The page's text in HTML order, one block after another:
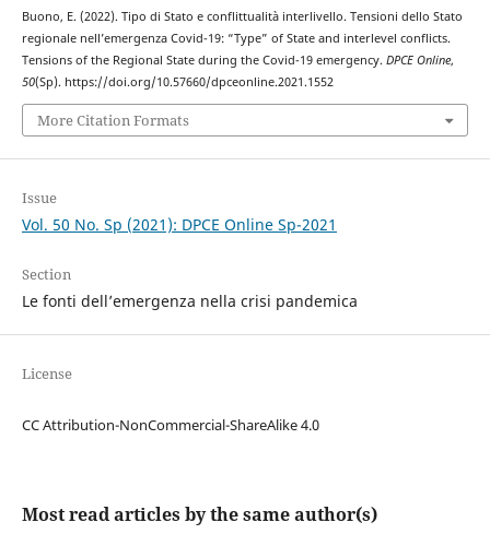
Buono, E. (2022). Tipo di Stato e conflittualità interlivello. Tensioni dello Stato
regionale nell’emergenza Covid-19: “Type” of State and interlevel conflicts.
Tensions of the Regional State during the Covid-19 emergency. DPCE Online,
50(Sp). https://doi.org/10.57660/dpceonline.2021.1552
More Citation Formats
Issue
Vol. 50 No. Sp (2021): DPCE Online Sp-2021
Section
Le fonti dell’emergenza nella crisi pandemica
License
CC Attribution-NonCommercial-ShareAlike 4.0
Most read articles by the same author(s)